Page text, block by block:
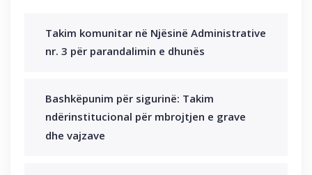
Takim komunitar në Njësinë Administrative
nr. 3 për parandalimin e dhunës
Bashkëpunim për sigurinë: Takim
ndërinstitucional për mbrojtjen e grave
dhe vajzave